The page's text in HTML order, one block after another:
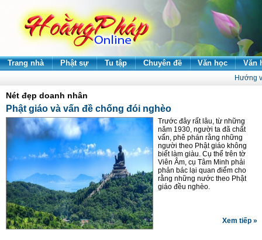
Trang nhà Phật sự Tu tập Chuyên đề Văn học Văn
Hướng
Nét đẹp doanh nhân
Phật giáo và vấn đề chống đói nghèo
Trước đây rất lâu, từ những
năm 1930, người ta đã chất
vấn, phê phán rằng những
người theo Phật giáo không
biết làm giàu. Cụ thể trên tờ
Viên Âm, cụ Tâm Minh phải
phản bác lại quan điểm cho
rằng những nước theo Phật
giáo đều nghèo.
Xem tiếp »